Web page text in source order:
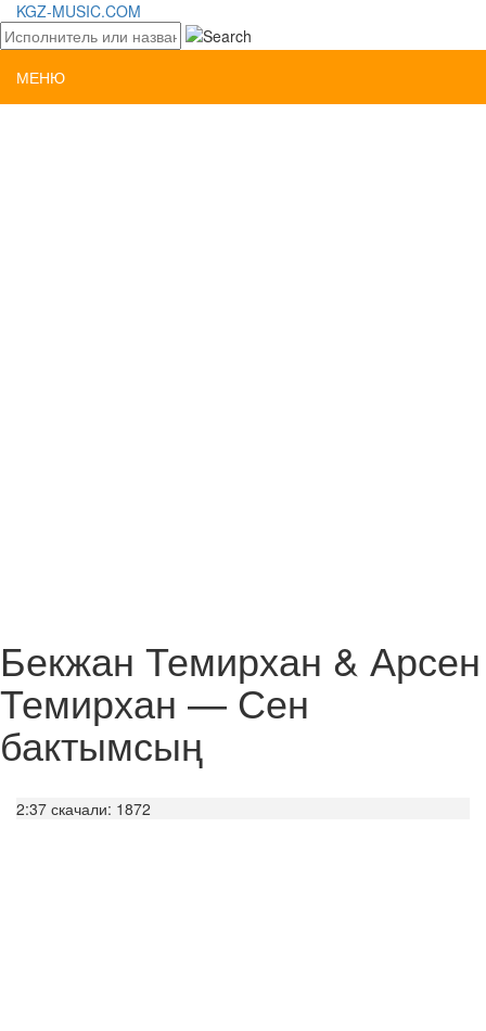
KGZ-MUSIC.COM
МЕНЮ
Бекжан Темирхан & Арсен
Темирхан — Сен
бактымсың
2:37 скачали: 1872